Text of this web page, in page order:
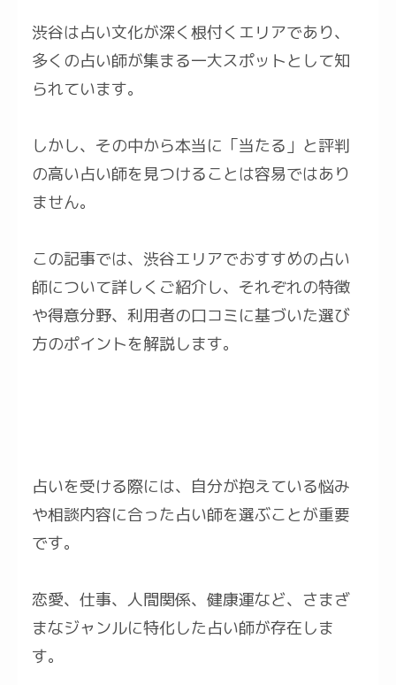
渋谷は占い文化が深く根付くエリアであり、
多くの占い師が集まる一大スポットとして知
られています。
しかし、その中から本当に「当たる」と評判
の高い占い師を見つけることは容易ではあり
ません。
この記事では、渋谷エリアでおすすめの占い
師について詳しくご紹介し、それぞれの特徴
や得意分野、利用者の口コミに基づいた選び
方のポイントを解説します。
占いを受ける際には、自分が抱えている悩み
や相談内容に合った占い師を選ぶことが重要
です。
恋愛、仕事、人間関係、健康運など、さまざ
まなジャンルに特化した占い師が存在しま
す。